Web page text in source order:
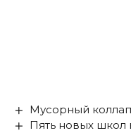
Мусорный
Пять новых школ